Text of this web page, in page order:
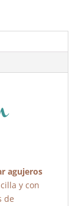
agujeros
y con
de